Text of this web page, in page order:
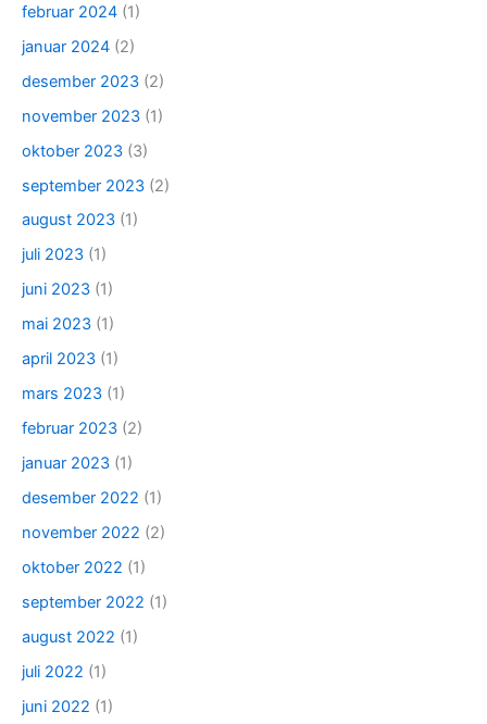
februar 2024 (1)
januar 2024 (2)
desember 2023 (2)
november 2023 (1)
oktober 2023 (3)
september 2023 (2)
august 2023 (1)
juli 2023 (1)
juni 2023 (1)
mai 2023 (1)
april 2023 (1)
mars 2023 (1)
februar 2023 (2)
januar 2023 (1)
desember 2022 (1)
november 2022 (2)
oktober 2022 (1)
september 2022 (1)
august 2022 (1)
juli 2022 (1)
juni 2022 (1)